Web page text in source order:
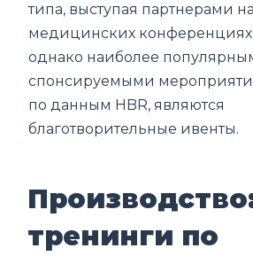
типа, выступая партнерами
медицинских конференциях
однако наиболее
спонсируемыми
по данным HBR, являются
благотворительные ивенты.
тренинги по